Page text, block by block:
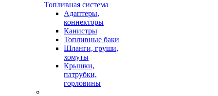
Топливная система
Адаптеры,
коннекторы
Канистры
Топливные баки
Шланги, груши,
хомуты
Крышки,
патрубки,
горловины